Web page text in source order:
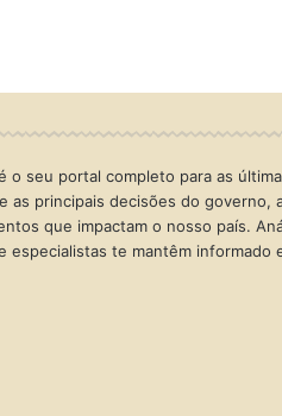
é o seu portal completo para as
as principais decisões do governo,
que impactam o nosso país.
especialistas te mantêm informado